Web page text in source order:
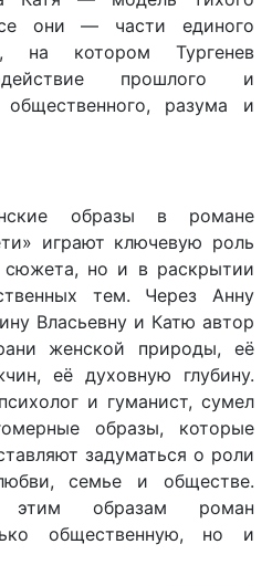
они — части единого
на котором Тургенев
прошлого и
разума и
образы в романе
играют ключевую роль
сюжета, но и в раскрытии
тем. Через Анну
Власьевну и Катю автор
женской природы, её
её духовную глубину.
и гуманист, сумел
образы, которые
задуматься о роли
семье и обществе.
этим образам роман
общественную, но и